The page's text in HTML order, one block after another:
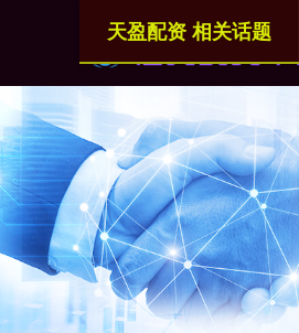
天盈配资 相关话题